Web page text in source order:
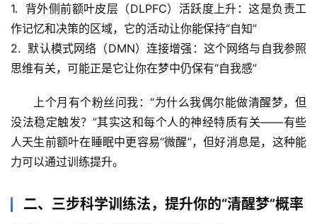
1. 背外侧前额叶皮层（DLPFC）活跃度上升 ：这是负责工
作记忆和决策的区域，它的活动让你能保持“自知”
2. 默认模式网络（DMN）连接增强 ：这个网络与自我参照
思维有关，可能正是它让你在梦中仍保有“自我感”
上个月有个粉丝问我：“为什么我偶尔能做清醒梦，但
没法稳定触发？”其实这和每个人的神经特质有关——有些
人天生前额叶在睡眠中更容易“微醒”，但好消息是，这种能
力可以通过训练提升。
二、三步科学训练法，提升你的“清醒梦”概率